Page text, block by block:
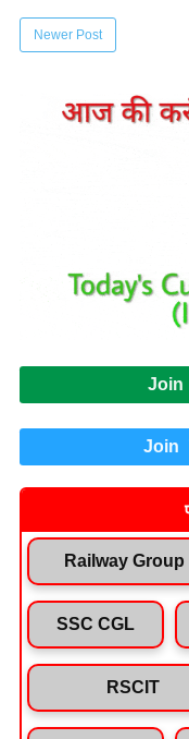
Newer Post
Join
Join
Railway Group
SSC CGL
RSCIT